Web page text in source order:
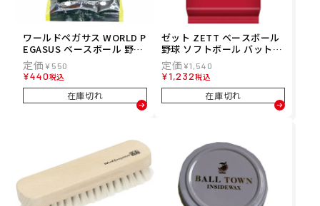
ワールドペガサス WORLD P
EGASUS ベースボール 野球
ソフトボール ガツ落ちシー
ト WEO4GOCS メンズ レデ
ィース ユニセックス 25SU
¥ 550
¥440税込
在庫切れ
ゼット ZETT ベースボール
野球 ソフトボール バットク
リーナー BATBC メンズ レ
ディース ユニセックス 24FA
秋冬
¥1,540
¥1,232税込
在庫切れ